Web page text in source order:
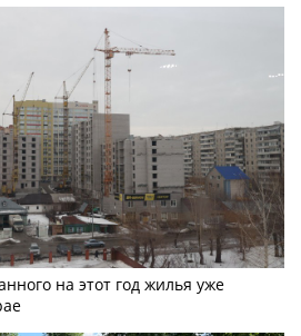
на этот год жилья уже